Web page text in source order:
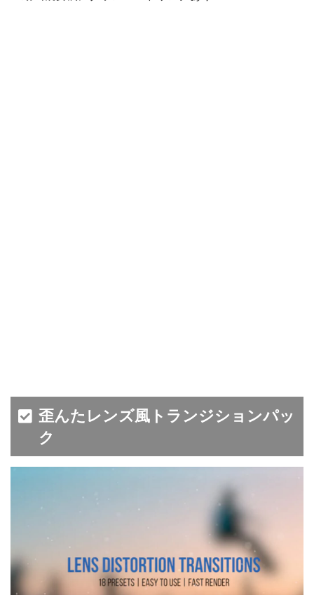
歪んたレンズ風トランジションパッ
ク